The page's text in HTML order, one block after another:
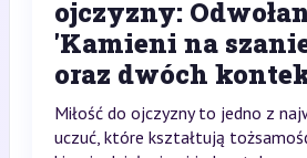
ojczyzny:
'Kamieni na
oraz dwóch
Miłość do ojczyzny to jedno z
uczuć, które kształtują